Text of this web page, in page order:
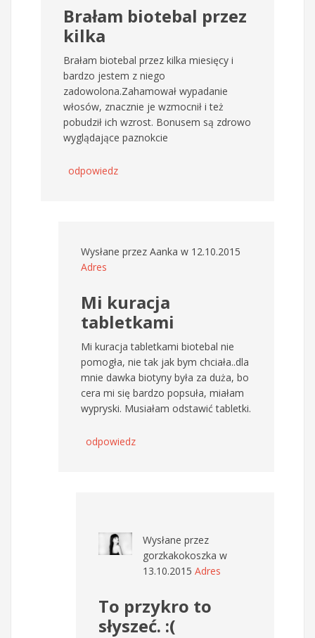
Brałam biotebal przez
kilka
Brałam biotebal przez kilka miesięcy i
bardzo jestem z niego
zadowolona.Zahamował wypadanie
włosów, znacznie je wzmocnił i też
pobudził ich wzrost. Bonusem są zdrowo
wyglądające paznokcie
odpowiedz
Wysłane przez Aanka w 12.10.2015
Adres
Mi kuracja
tabletkami
Mi kuracja tabletkami biotebal nie
pomogła, nie tak jak bym chciała..dla
mnie dawka biotyny była za duża, bo
cera mi się bardzo popsuła, miałam
wypryski. Musiałam odstawić tabletki.
odpowiedz
Wysłane przez
gorzkakokoszka w
13.10.2015 Adres
To przykro to
słyszeć. :(